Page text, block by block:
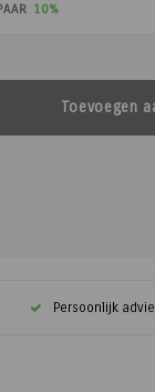
10%
Toevoegen
Persoonlijk